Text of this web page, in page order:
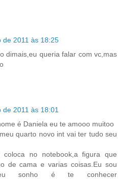
de 2011 às 18:25
dimais,eu queria falar com vc,mas
de 2011 às 18:01
é Daniela eu te amooo muitoo
quarto novo int vai ter tudo seu
no notebook,a figura que
de cama e varias coisas.Eu sou
sonho é te conhecer